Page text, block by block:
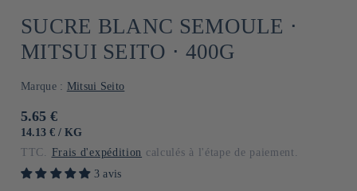
SUCRE BLANC SEMOULE ⋅
MITSUI SEITO ⋅ 400G
Marque : Mitsui Seito
Prix
habituel
5.65 €
PRIX
14.13 € / PAR
KG
TTC. Frais d'expédition calculés à l'étape de paiement.
3 avis